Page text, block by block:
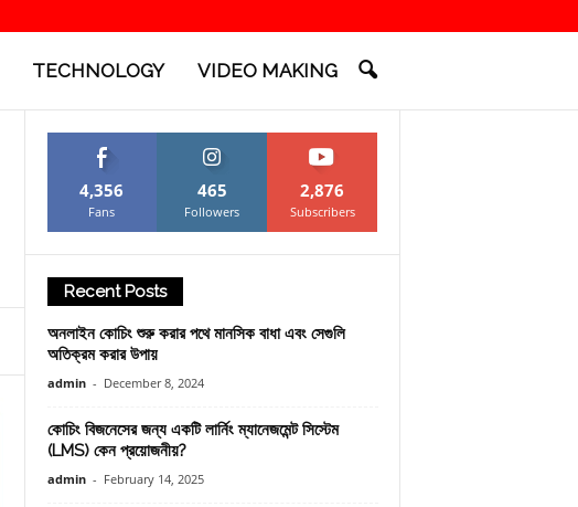
TECHNOLOGY VIDEO MAKING
4,356
Fans
465
Followers
2,876
Subscribers
Recent Posts
অনলাইন কোচিং শুরু করার পথে মানসিক বাধা এবং সেগুলি
অতিক্রম করার উপায়
admin - December 8, 2024
কোচিং বিজনেসের জন্য একটি লার্নিং ম্যানেজমেন্ট সিস্টেম
(LMS) কেন প্রয়োজনীয়?
admin - February 14, 2025